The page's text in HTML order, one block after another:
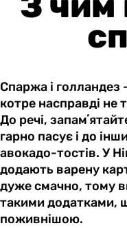
Спаржа і голландез
котре насправді не
До речі,
гарно пасує і до
авокадо-тостів. У
додають варену
дуже смачно, тому
такими додатками,
поживнішою.